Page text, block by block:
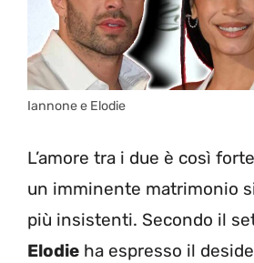
Iannone e Elodie
L’amore tra i due è così
un imminente matrimonio
più insistenti. Secondo il
Elodie ha espresso il